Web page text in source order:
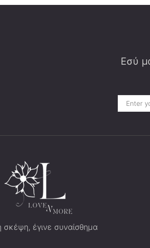
Εσύ
σκέψη, έγινε συναίσθημα